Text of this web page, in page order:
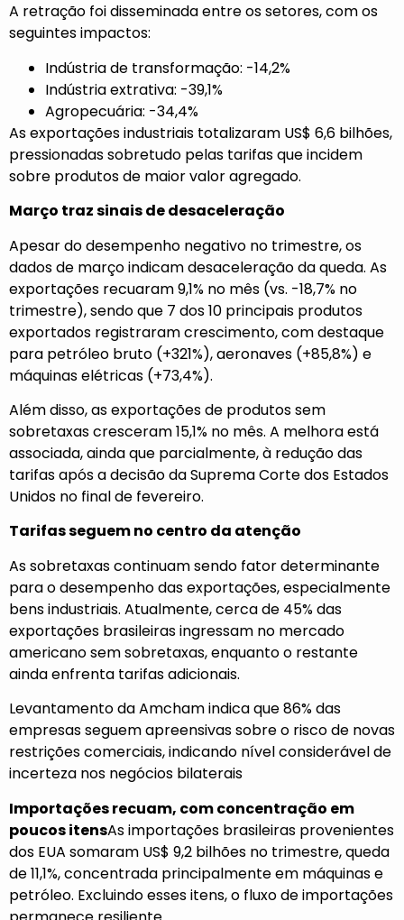
A retração foi disseminada entre os setores, com os
seguintes impactos:
Indústria de transformação: -14,2%
Indústria extrativa: -39,1%
Agropecuária: -34,4%
As exportações industriais totalizaram US$ 6,6 bilhões,
pressionadas sobretudo pelas tarifas que incidem
sobre produtos de maior valor agregado.
Março traz sinais de desaceleração
Apesar do desempenho negativo no trimestre, os
dados de março indicam desaceleração da queda. As
exportações recuaram 9,1% no mês (vs. -18,7% no
trimestre), sendo que 7 dos 10 principais produtos
exportados registraram crescimento, com destaque
para petróleo bruto (+321%), aeronaves (+85,8%) e
máquinas elétricas (+73,4%).
Além disso, as exportações de produtos sem
sobretaxas cresceram 15,1% no mês. A melhora está
associada, ainda que parcialmente, à redução das
tarifas após a decisão da Suprema Corte dos Estados
Unidos no final de fevereiro.
Tarifas seguem no centro da atenção
As sobretaxas continuam sendo fator determinante
para o desempenho das exportações, especialmente
bens industriais. Atualmente, cerca de 45% das
exportações brasileiras ingressam no mercado
americano sem sobretaxas, enquanto o restante
ainda enfrenta tarifas adicionais.
Levantamento da Amcham indica que 86% das
empresas seguem apreensivas sobre o risco de novas
restrições comerciais, indicando nível considerável de
incerteza nos negócios bilaterais
Importações recuam, com concentração em
poucos itensAs importações brasileiras provenientes
dos EUA somaram US$ 9,2 bilhões no trimestre, queda
de 11,1%, concentrada principalmente em máquinas e
petróleo. Excluindo esses itens, o fluxo de importações